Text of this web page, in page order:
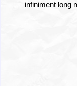
infiniment long